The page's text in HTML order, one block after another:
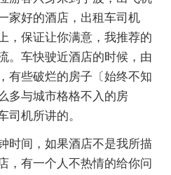
家好的酒店，出租车司机
，保证让你满意，我推荐的
。车快驶近酒店的时候，由
有些破烂的房子〔始终不知
多与城市格格不入的房
司机所讲的。
间，如果酒店不是我所描
，有一个人不热情的给你问